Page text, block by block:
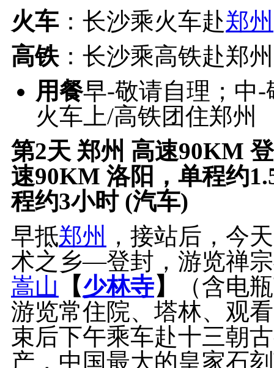
火车：长沙乘火车赴郑州
高铁：长沙乘高铁赴郑
用餐早-敬请自理；中
火车上/高铁团住郑州
第2天 郑州 高速90KM
速90KM 洛阳，单程约
程约3小时 (汽车)
早抵郑州 ，接站后，今
术之乡—登封，游览禅
嵩山 【少林寺】
（含电
游览常住院、塔林、观
束后下午乘车赴十三朝
产，中国最大的皇家石